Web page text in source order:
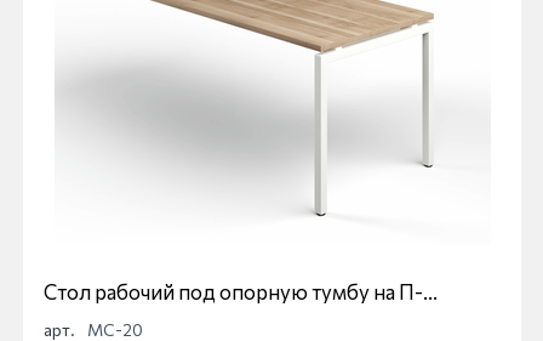
Стол рабочий под опорную тумбу на П-
образной опоре Магна МС-20
арт.
МС-20